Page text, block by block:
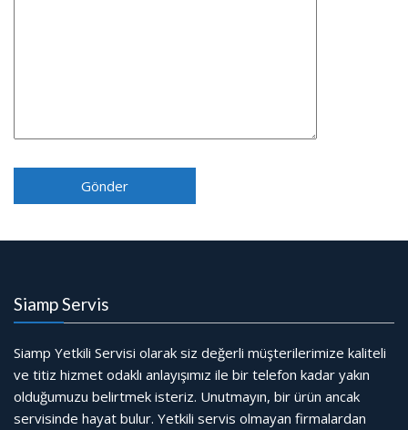
Siamp Servis
Siamp Yetkili Servisi olarak siz değerli müşterilerimize kaliteli
ve titiz hizmet odaklı anlayışımız ile bir telefon kadar yakın
olduğumuzu belirtmek isteriz. Unutmayın, bir ürün ancak
servisinde hayat bulur. Yetkili servis olmayan firmalardan